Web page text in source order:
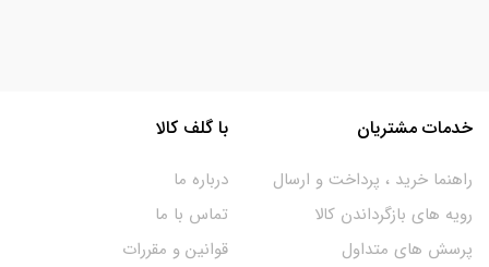
خدمات مشتریان
راهنما خرید ، پرداخت و ارسال
رویه های بازگرداندن کالا
پرسش های متداول
با گلف کالا
درباره ما
تماس با ما
قوانین و مقررات